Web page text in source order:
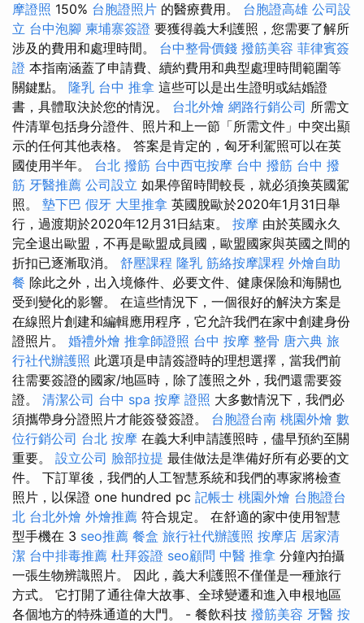
摩證照 150% 台胞證照片 的醫療費用。 台胞證高雄 公司設
立 台中泡腳 柬埔寨簽證 要獲得義大利護照，您需要了解所
涉及的費用和處理時間。 台中整骨價錢 撥筋美容 菲律賓簽
證 本指南涵蓋了申請費、續約費用和典型處理時間範圍等
關鍵點。 隆乳 台中 推拿 這些可以是出生證明或結婚證
書，具體取決於您的情況。 台北外燴 網路行銷公司 所需文
件清單包括身分證件、照片和上一節「所需文件」中突出顯
示的任何其他表格。 答案是肯定的，匈牙利駕照可以在英
國使用半年。 台北 撥筋 台中西屯按摩 台中 撥筋 台中 撥
筋 牙醫推薦 公司設立 如果停留時間較長，就必須換英國駕
照。 墊下巴 假牙 大里推拿 英國脫歐於2020年1月31日舉
行，過渡期於2020年12月31日結束。 按摩 由於英國永久
完全退出歐盟，不再是歐盟成員國，歐盟國家與英國之間的
折扣已逐漸取消。 舒壓課程 隆乳 筋絡按摩課程 外燴自助
餐 除此之外，出入境條件、必要文件、健康保險和海關也
受到變化的影響。 在這些情況下，一個很好的解決方案是
在線照片創建和編輯應用程序，它允許我們在家中創建身份
證照片。 婚禮外燴 推拿師證照 台中 按摩 整骨 唐六典 旅
行社代辦護照 此選項是申請簽證時的理想選擇，當我們前
往需要簽證的國家/地區時，除了護照之外，我們還需要簽
證。 清潔公司 台中 spa 按摩 證照 大多數情況下，我們必
須攜帶身分證照片才能簽發簽證。 台胞證台南 桃園外燴 數
位行銷公司 台北 按摩 在義大利申請護照時，儘早預約至關
重要。 設立公司 臉部拉提 最佳做法是準備好所有必要的文
件。 下訂單後，我們的人工智慧系統和我們的專家將檢查
照片，以保證 one hundred pc 記帳士 桃園外燴 台胞證台
北 台北外燴 外燴推薦 符合規定。 在舒適的家中使用智慧
型手機在 3 seo推薦 餐盒 旅行社代辦護照 按摩店 居家清
潔 台中排毒推薦 杜拜簽證 seo顧問 中醫 推拿 分鐘內拍攝
一張生物辨識照片。 因此，義大利護照不僅僅是一種旅行
方式。 它打開了通往偉大故事、全球變遷和進入申根地區
各個地方的特殊通道的大門。 - 餐飲科技 撥筋美容 牙醫 按